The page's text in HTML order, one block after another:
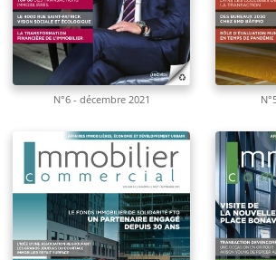
N°6 - décembre 2021